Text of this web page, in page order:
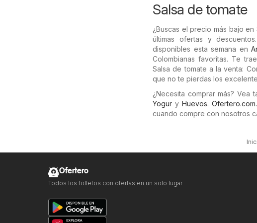
Salsa de tomate
¿Buscas el precio más bajo
últimas ofertas y
disponibles esta semana en
Colombianas favoritas. Te
Salsa de tomate a la venta:
que no te pierdas los
¿Necesita comprar más? Vea
Yogur y Huevos.
cuando compre con nosotros
Ofertero
Todos los folletos con ofertas en un solo lugar